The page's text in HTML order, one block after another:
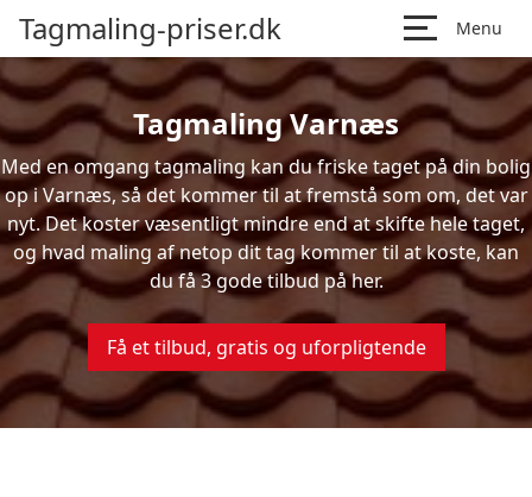
Tagmaling-priser.dk Menu
Tagmaling Varnæs
Med en omgang tagmaling kan du friske taget på din bolig
op i Varnæs, så det kommer til at fremstå som om, det var
nyt. Det koster væsentligt mindre end at skifte hele taget,
og hvad maling af netop dit tag kommer til at koste, kan
du få 3 gode tilbud på her.
Få et tilbud, gratis og uforpligtende